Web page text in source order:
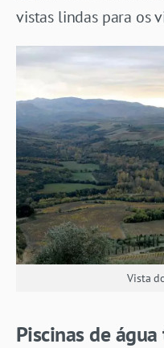
vistas lindas para os
Vista
Piscinas de